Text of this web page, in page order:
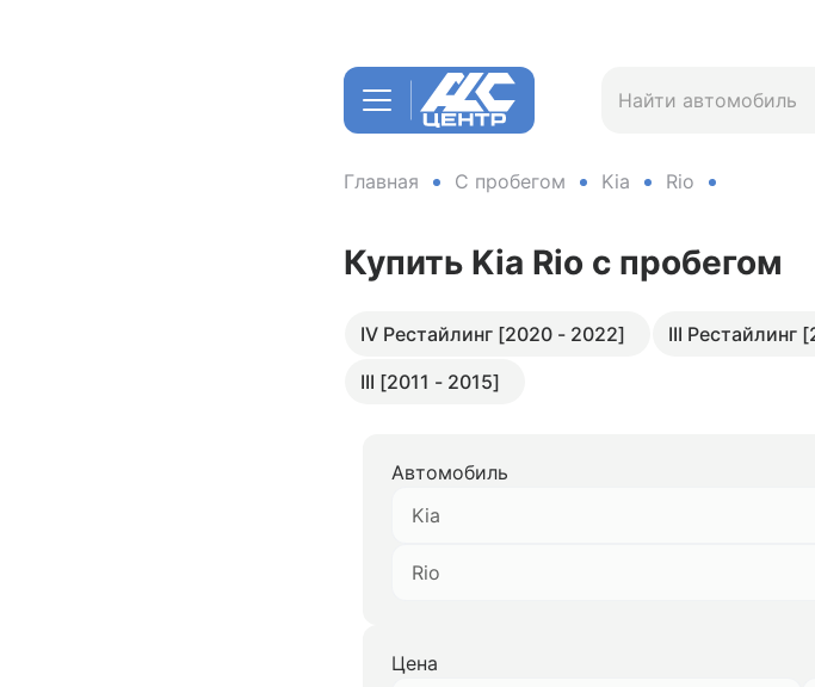
Главная С пробегом Kia Rio
Купить Kia Rio с пробегом
IV Рестайлинг [2020 - 2022] III Рестайлинг
III [2011 - 2015]
Автомобиль
Kia
Rio
Цена